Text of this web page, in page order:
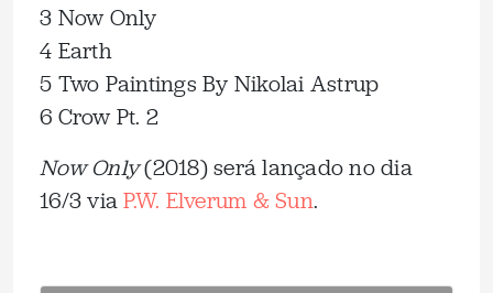
3 Now Only
4 Earth
5 Two Paintings By Nikolai Astrup
6 Crow Pt. 2
Now Only(2018) será lançado no dia
16/3 viaP.W. Elverum & Sun.